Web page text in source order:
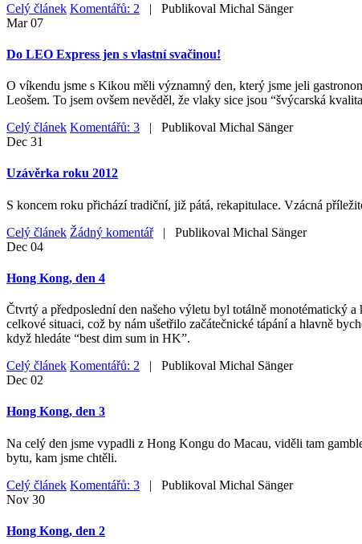
Celý článek Komentářů: 2 | Publikoval Michal Sänger
Mar07
Do LEO Express jen s vlastní svačinou!
O víkendu jsme s Kikou měli významný den, který jsme jeli
Leošem. To jsem ovšem nevěděl, že vlaky sice jsou “švýcarská
Celý článek Komentářů: 3 | Publikoval Michal Sänger
Dec 31
Uzávěrka roku 2012
S koncem roku přichází tradiční, již pátá, rekapitulace. Vzácná
Celý článek Žádný komentář| Publikoval Michal Sänger
Dec 04
Hong Kong, den 4
Čtvrtý a předposlední den našeho výletu byl totálně monotématický
celkové situaci, což by nám ušetřilo začátečnické tápání a hlavně
když hledáte “best dim sum in HK”.
Celý článek Komentářů: 2 | Publikoval Michal Sänger
Dec 02
Hong Kong, den 3
Na celý den jsme vypadli z Hong Kongu do Macau, viděli tam
bytu, kam jsme chtěli.
Celý článek Komentářů: 3 | Publikoval Michal Sänger
Nov 30
Hong Kong, den 2